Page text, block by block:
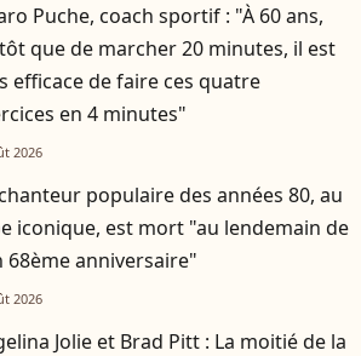
Puche, coach sportif : "À 60 ans,
que de marcher 20 minutes, il est
efficace de faire ces quatre
en 4 minutes"
2026
populaire des années 80, au
iconique, est mort "au lendemain de
68ème anniversaire"
2026
Jolie et Brad Pitt : La moitié de la